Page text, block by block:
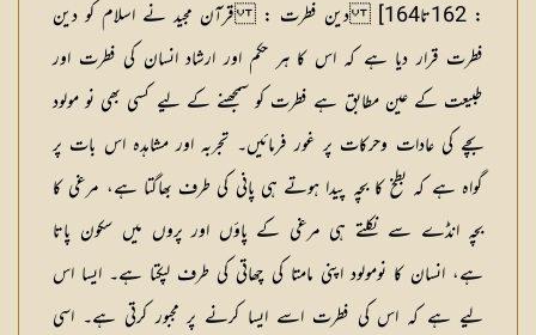
: 162تا164]
دین فطرت : قرآن مجید نے اسلام کو دین
فطرت قرار دیا ہے کہ اس کا ہر حکم اور ارشاد انسان کی فطرت اور
طبیعت کے عین مطابق ہے فطرت کو سمجھنے کے لیے کسی بھی نو مولود
بچے کی عادات وحرکات پر غور فرمائیں۔ تجربہ اور مشاہدہ اس بات پر
گواہ ہے کہ بطخ کا بچہ پیدا ہوتے ہی پانی کی طرف بھاگتا ہے، مرغی کا
بچہ انڈے سے نکلتے ہی مرغی کے پاؤں اور پروں میں سکون پاتا
ہے، انسان کا نومولود اپنی مامتا کی چھاتی کی طرف لپکتا ہے۔ ایسا اس
لیے ہے کہ اس کی فطرت اسے ایسا کرنے پر مجبور کرتی ہے۔ اسی